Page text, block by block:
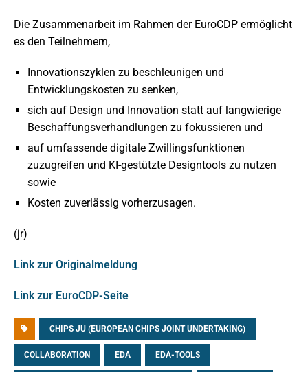
Die Zusammenarbeit im Rahmen der EuroCDP ermöglicht
es den Teilnehmern,
Innovationszyklen zu beschleunigen und
Entwicklungskosten zu senken,
sich auf Design und Innovation statt auf langwierige
Beschaffungsverhandlungen zu fokussieren und
auf umfassende digitale Zwillingsfunktionen
zuzugreifen und KI-gestützte Designtools zu nutzen
sowie
Kosten zuverlässig vorherzusagen.
(jr)
Link zur Originalmeldung
Link zur EuroCDP-Seite
CHIPS JU (EUROPEAN CHIPS JOINT UNDERTAKING)
COLLABORATION EDA EDA-TOOLS